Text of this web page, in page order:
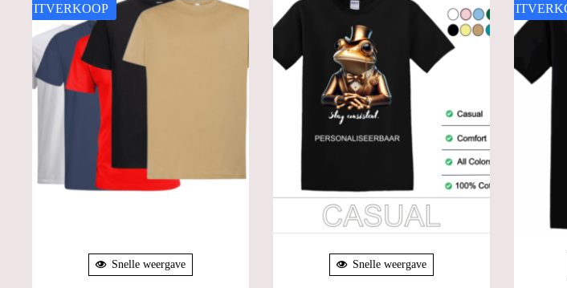
UITVERKOOP
Snelle weergave Snelle weergave